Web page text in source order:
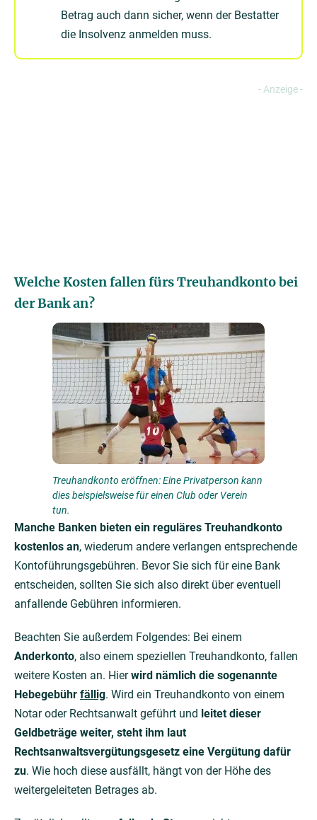
Betrag auch dann sicher, wenn der Bestatter
die Insolvenz anmelden muss.
Welche Kosten fallen fürs Treuhandkonto bei
der Bank an?
Treuhandkonto eröffnen: Eine Privatperson kann
dies beispielsweise für einen Club oder Verein
tun.
Manche Banken bieten ein reguläres Treuhandkonto
kostenlos an, wiederum andere verlangen entsprechende
Kontoführungsgebühren. Bevor Sie sich für eine Bank
entscheiden, sollten Sie sich also direkt über eventuell
anfallende Gebühren informieren.
Beachten Sie außerdem Folgendes: Bei einem
Anderkonto, also einem speziellen Treuhandkonto, fallen
weitere Kosten an. Hierwird nämlich die sogenannte
Hebegebühr fällig. Wird ein Treuhandkonto von einem
Notar oder Rechtsanwalt geführt und leitet dieser
Geldbeträge weiter, steht ihm laut
Rechtsanwaltsvergütungsgesetz eine Vergütung dafür
zu. Wie hoch diese ausfällt, hängt von der Höhe des
weitergeleiteten Betrages ab.